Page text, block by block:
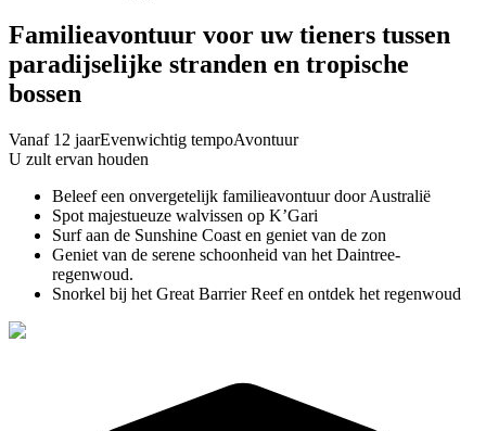
Familieavontuur voor uw tieners tussen
paradijselijke stranden en tropische
bossen
Vanaf 12 jaarEvenwichtig tempoAvontuur
U zult ervan houden
Beleef een onvergetelijk familieavontuur door Australië
Spot majestueuze walvissen op K’Gari
Surf aan de Sunshine Coast en geniet van de zon
Geniet van de serene schoonheid van het Daintree-
regenwoud.
Snorkel bij het Great Barrier Reef en ontdek het regenwoud